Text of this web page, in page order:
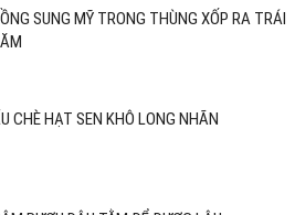
SUNG MỸ TRONG THÙNG XỐP RA TRÁI
CHÈ HẠT SEN KHÔ LONG NHÃN